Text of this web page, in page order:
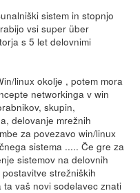
sistem in stopnjo
vsi super über
s 5 let delovnimi
linux okolje , potem mora
networkinga v win
skupin,
delovanje mrežnih
za povezavo win/linux
sistema ..... Če gre za
sistemov na delovnih
strežniških
vaš novi sodelavec znati